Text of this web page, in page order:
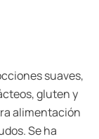
suaves,
gluten y
alimentación
Se ha